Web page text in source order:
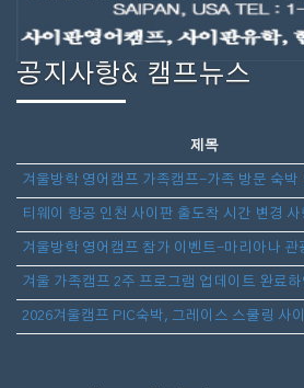
공지사항& 캠프뉴스
제목
티웨이 항공 인천 사이판 출도착 시간 변경 사
겨울 가족캠프 2주 프로그램 업데이트 완료